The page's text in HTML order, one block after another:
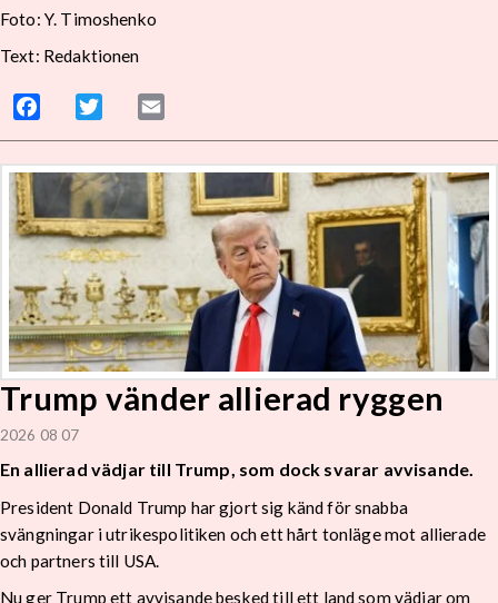
Foto: Y. Timoshenko
Text: Redaktionen
Facebook Twitter
Trump vänder allierad ryggen
2026 08 07
En allierad vädjar till Trump, som dock svarar avvisande.
President Donald Trump har gjort sig känd för snabba
svängningar i utrikespolitiken och ett hårt tonläge mot allierade
och partners till USA.
Nu ger Trump ett avvisande besked till ett land som vädjar om